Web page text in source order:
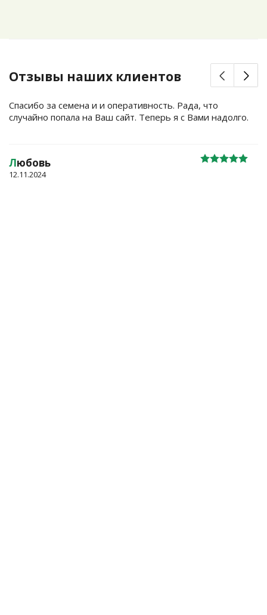
Отзывы наших клиентов
Спасибо за семена и и оперативность. Рада, что
случайно попала на Ваш сайт. Теперь я с Вами надолго.
Любовь
12.11.2024